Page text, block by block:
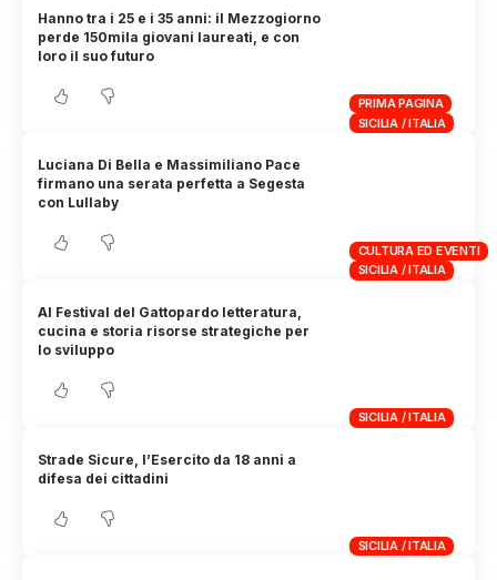
PRIMA PAGINA
SICILIA / ITALIA
Hanno tra i 25 e i 35 anni: il Mezzogiorno
perde 150mila giovani laureati, e con
loro il suo futuro
CULTURA ED EVENTI
SICILIA / ITALIA
Luciana Di Bella e Massimiliano Pace
firmano una serata perfetta a Segesta
con Lullaby
SICILIA / ITALIA
Al Festival del Gattopardo letteratura,
cucina e storia risorse strategiche per
lo sviluppo
SICILIA / ITALIA
Strade Sicure, l’Esercito da 18 anni a
difesa dei cittadini